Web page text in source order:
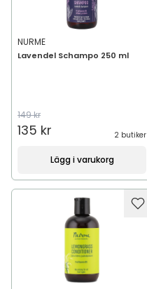
NURME
Lavendel Schampo 250 ml
149 kr
135 kr 2 butiker
Lägg i varukorg